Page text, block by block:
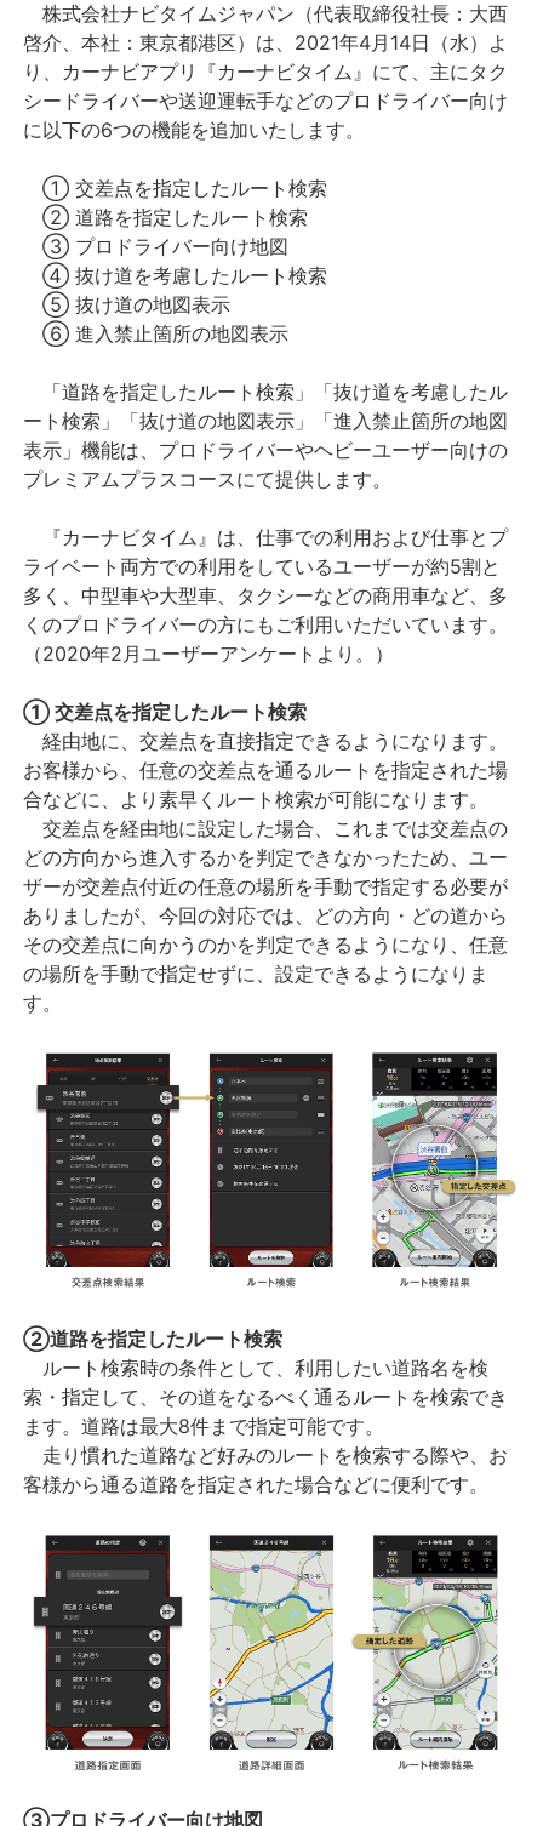
採用情報
English
株式会社ナビタイムジャパン（代表取締役社長：大西
啓介、本社：東京都港区）は、2021年4月14日（水）よ
り、カーナビアプリ『カーナビタイム』にて、主にタク
シードライバーや送迎運転手などのプロドライバー向け
に以下の6つの機能を追加いたします。
① 交差点を指定したルート検索
② 道路を指定したルート検索
③ プロドライバー向け地図
④ 抜け道を考慮したルート検索
⑤ 抜け道の地図表示
⑥ 進入禁止箇所の地図表示
「道路を指定したルート検索」「抜け道を考慮したル
ート検索」「抜け道の地図表示」「進入禁止箇所の地図
表示」機能は、プロドライバーやヘビーユーザー向けの
プレミアムプラスコースにて提供します。
『カーナビタイム』は、仕事での利用および仕事とプ
ライベート両方での利用をしているユーザーが約5割と
多く、中型車や大型車、タクシーなどの商用車など、多
くのプロドライバーの方にもご利用いただいています。
（2020年2月ユーザーアンケートより。）
① 交差点を指定したルート検索
経由地に、交差点を直接指定できるようになります。
お客様から、任意の交差点を通るルートを指定された場
合などに、より素早くルート検索が可能になります。
交差点を経由地に設定した場合、これまでは交差点の
どの方向から進入するかを判定できなかったため、ユー
ザーが交差点付近の任意の場所を手動で指定する必要が
ありましたが、今回の対応では、どの方向・どの道から
その交差点に向かうのかを判定できるようになり、任意
の場所を手動で指定せずに、設定できるようになりま
す。
②道路を指定したルート検索
ルート検索時の条件として、利用したい道路名を検
索・指定して、その道をなるべく通るルートを検索でき
ます。道路は最大8件まで指定可能です。
走り慣れた道路など好みのルートを検索する際や、お
客様から通る道路を指定された場合などに便利です。
③プロドライバー向け地図